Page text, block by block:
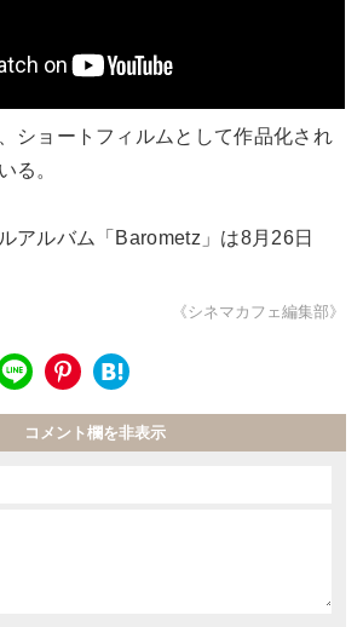
ショートフィルムとして作品化され
る。
アルバム「Barometz」は8月26日
《シネマカフェ編集部》
コメント欄を非表示